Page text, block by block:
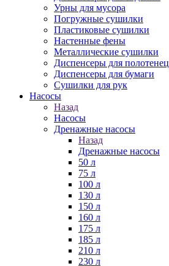
Урны для мусора
Погружные сушилки
Пластиковые сушилки
Настенные фены
Металлические сушилки
Диспенсеры для полотенец
Диспенсеры для бумаги
Сушилки для рук
Насосы
Назад
Насосы
Дренажные насосы
Назад
Дренажные насосы
50 л
75 л
100 л
130 л
150 л
160 л
175 л
185 л
210 л
230 л